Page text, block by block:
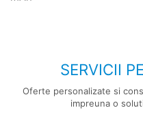
SERVICII
Oferte personalizate si
impreuna o